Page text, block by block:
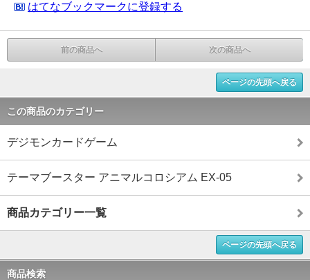
はてなブックマークに登録する
前の商品へ 次の商品へ
ページの先頭へ戻る
この商品のカテゴリー
デジモンカードゲーム
テーマブースター アニマルコロシアム EX-05
商品カテゴリー一覧
ページの先頭へ戻る
商品検索